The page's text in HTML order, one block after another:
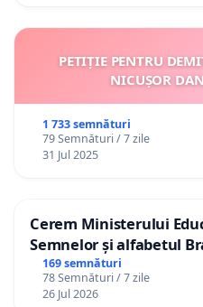
PETIȚIE PENTRU
NICUȘOR
1 733 semnături
79 Semnături / 7 zile
31 Jul 2025
Cerem Ministerului
Semnelor și alfabetul
Republica Moldova!
169 semnături
78 Semnături / 7 zile
26 Jul 2026